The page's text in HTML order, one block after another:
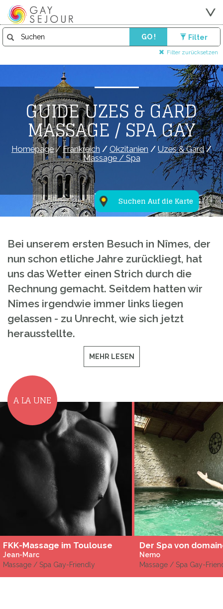
GO ! Filter
Filter zurücksetzen
Suchen Auf die Karte
GUIDE UZES & GARD
MASSAGE / SPA GAY
Homepage/Frankreich / Okzitanien / Uzes & Gard/
Massage / Spa
Bei unserem ersten Besuch in Nîmes, der
nun schon etliche Jahre zurückliegt, hat
uns das Wetter einen Strich durch die
Rechnung gemacht. Seitdem hatten wir
Nîmes irgendwie immer links liegen
gelassen - zu Unrecht, wie sich jetzt
herausstellte.
MEHR LESEN
A LA UNE
FKK-Massage im Toulouse
Jean-Marc
Massage / Spa Gay-Friendly
Nemo
Massage / Spa Gay-